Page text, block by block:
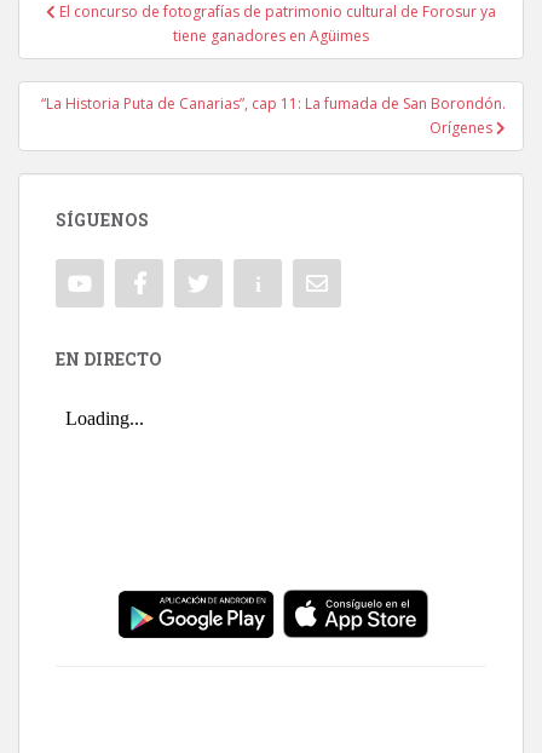
Navegación de entradas
El concurso de fotografías de patrimonio cultural de Forosur ya
tiene ganadores en Agüimes
“La Historia Puta de Canarias”, cap 11: La fumada de San Borondón.
Orígenes
SÍGUENOS
EN DIRECTO